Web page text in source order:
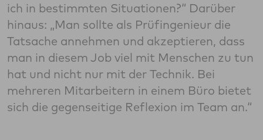
ich in bestimmten Situationen?“ Darüber
hinaus: „Man sollte als Prüfingenieur die
Tatsache annehmen und akzeptieren, dass
man in diesem Job viel mit Menschen zu tun
hat und nicht nur mit der Technik. Bei
mehreren Mitarbeitern in einem Büro bietet
sich die gegenseitige Reflexion im Team an.“